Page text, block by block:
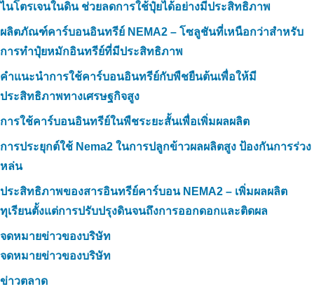
ไนโตรเจนในดิน ช่วยลดการใช้ปุ๋ยได้อย่างมีประสิทธิภาพ
ผลิตภัณฑ์คาร์บอนอินทรีย์ NEMA2 – โซลูชันที่เหนือกว่าสำหรับ
การทำปุ๋ยหมักอินทรีย์ที่มีประสิทธิภาพ
คำแนะนำการใช้คาร์บอนอินทรีย์กับพืชยืนต้นเพื่อให้มี
ประสิทธิภาพทางเศรษฐกิจสูง
การใช้คาร์บอนอินทรีย์ในพืชระยะสั้นเพื่อเพิ่มผลผลิต
การประยุกต์ใช้ Nema2 ในการปลูกข้าวผลผลิตสูง ป้องกันการร่วง
หล่น
ประสิทธิภาพของสารอินทรีย์คาร์บอน NEMA2 – เพิ่มผลผลิต
ทุเรียนตั้งแต่การปรับปรุงดินจนถึงการออกดอกและติดผล
จดหมายข่าวของบริษัท
จดหมายข่าวของบริษัท
ข่าวตลาด